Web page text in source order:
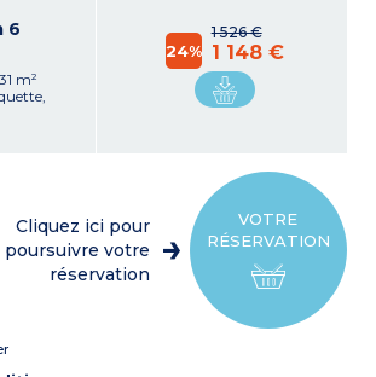
6
m²
lit double
x 190 cm)
2 lits
cm)
de
1 526 €
24% 1 148 €
VOTRE
RÉSERVATION
Cliquez ici pour
poursuivre votre
réservation